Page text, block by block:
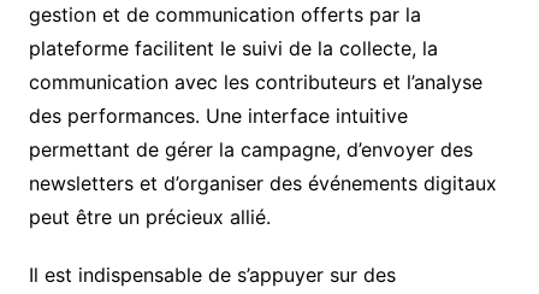
gestion et de communication offerts par la
plateforme facilitent le suivi de la collecte, la
communication avec les contributeurs et l’analyse
des performances. Une interface intuitive
permettant de gérer la campagne, d’envoyer des
newsletters et d’organiser des événements digitaux
peut être un précieux allié.
Il est indispensable de s’appuyer sur des